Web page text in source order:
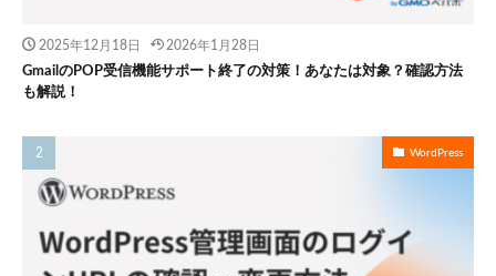
2025年12月18日 2026年1月28日
GmailのPOP受信機能サポート終了の対策！あなたは対象？確認方法
も解説！
WordPress